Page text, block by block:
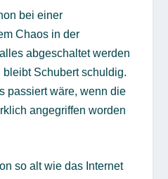
bei einer
Chaos in der
abgeschaltet werden
Schubert schuldig.
passiert wäre, wenn die
angegriffen worden
so alt wie das Internet